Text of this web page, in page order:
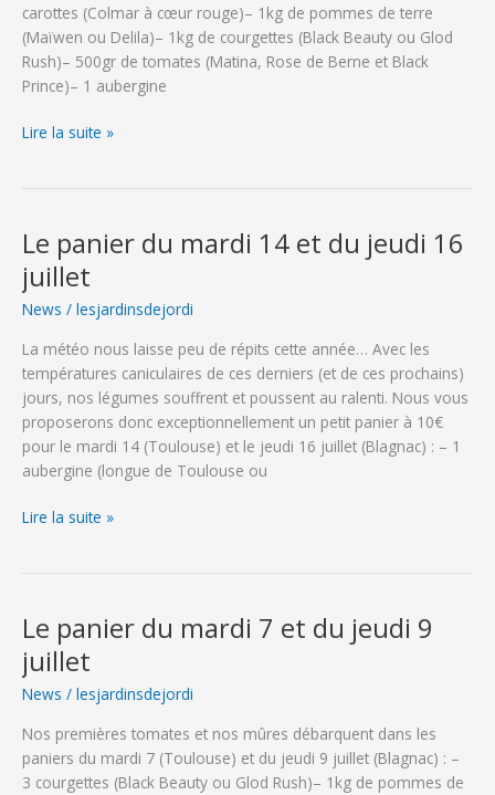
carottes (Colmar à cœur rouge)– 1kg de pommes de terre
(Maïwen ou Delila)– 1kg de courgettes (Black Beauty ou Glod
Rush)– 500gr de tomates (Matina, Rose de Berne et Black
Prince)– 1 aubergine
Le
et
du
jeudi
juillet
Lire la suite »
Le panier du mardi 14 et du jeudi 16
juillet
News / lesjardinsdejordi
La météo nous laisse peu de répits cette année… Avec les
températures caniculaires de ces derniers (et de ces prochains)
jours, nos légumes souffrent et poussent au ralenti. Nous vous
proposerons donc exceptionnellement un petit panier à 10€
pour le mardi 14 (Toulouse) et le jeudi 16 juillet (Blagnac) : – 1
aubergine (longue de Toulouse ou
Le
et
du
jeudi
juillet
Lire la suite »
Le panier du mardi 7 et du jeudi 9
juillet
News / lesjardinsdejordi
Nos premières tomates et nos mûres débarquent dans les
paniers du mardi 7 (Toulouse) et du jeudi 9 juillet (Blagnac) : –
3 courgettes (Black Beauty ou Glod Rush)– 1kg de pommes de